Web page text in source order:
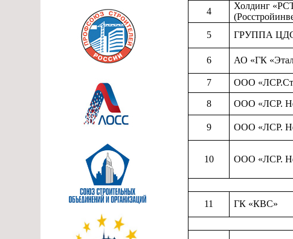
4
Холдинг
5 ГРУППА
6 АО «ГК
7 ООО
8 ООО «ЛСР.
9 ООО «ЛСР.
10 ООО «ЛСР.
11
ГК «КВС»